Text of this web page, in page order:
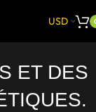
USD
ET DES